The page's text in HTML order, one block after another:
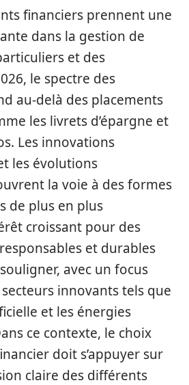
financiers prennent une
dans la gestion de
et des
le spectre des
au-delà des placements
les livrets d’épargne et
Les innovations
les évolutions
la voie à des formes
de plus en plus
croissant pour des
et durables
avec un focus
innovants tels que
et les énergies
ce contexte, le choix
doit s’appuyer sur
claire des différents